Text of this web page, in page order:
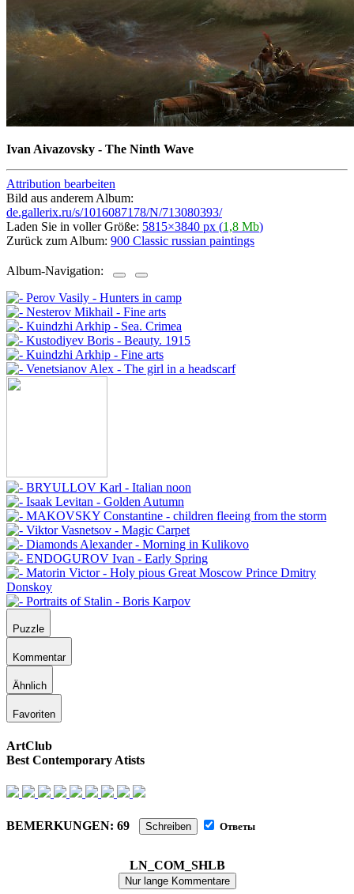
Ivan Aivazovsky - The Ninth Wave
Attribution bearbeiten
Bild aus anderem Album:
de.gallerix.ru/s/1016087178/N/713080393/
Laden Sie in voller Größe: 5815×3840 px (1,8 Mb)
Zurück zum Album: 900 Classic russian paintings
Album-Navigation:
Puzzle
Kommentar
Ähnlich
Favoriten
ArtClub
Best Contemporary Atists
BEMERKUNGEN: 69 Schreiben Ответы
LN_COM_SHLB